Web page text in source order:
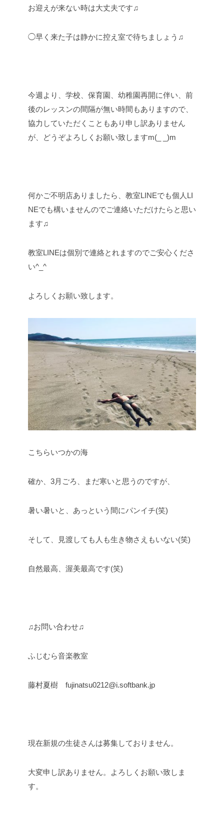
お迎えが来ない時は大丈夫です♫
◯早く来た子は静かに控え室で待ちましょう♫
今週より、学校、保育園、幼稚園再開に伴い、前
後のレッスンの間隔が無い時間もありますので、
協力していただくこともあり申し訳ありません
が、どうぞよろしくお願い致しますm(_ _)m
何かご不明店ありましたら、教室LINEでも個人LI
NEでも構いませんのでご連絡いただけたらと思い
ます♫
教室LINEは個別で連絡とれますのでご安心くださ
い^_^
よろしくお願い致します。
こちらいつかの海
確か、3月ごろ、まだ寒いと思うのですが、
暑い暑いと、あっという間にパンイチ(笑)
そして、見渡しても人も生き物さえもいない(笑)
自然最高、渥美最高です(笑)
♫お問い合わせ♫
ふじむら音楽教室
藤村夏樹 fujinatsu0212@i.softbank.jp
現在新規の生徒さんは募集しておりません。
大変申し訳ありません。よろしくお願い致しま
す。